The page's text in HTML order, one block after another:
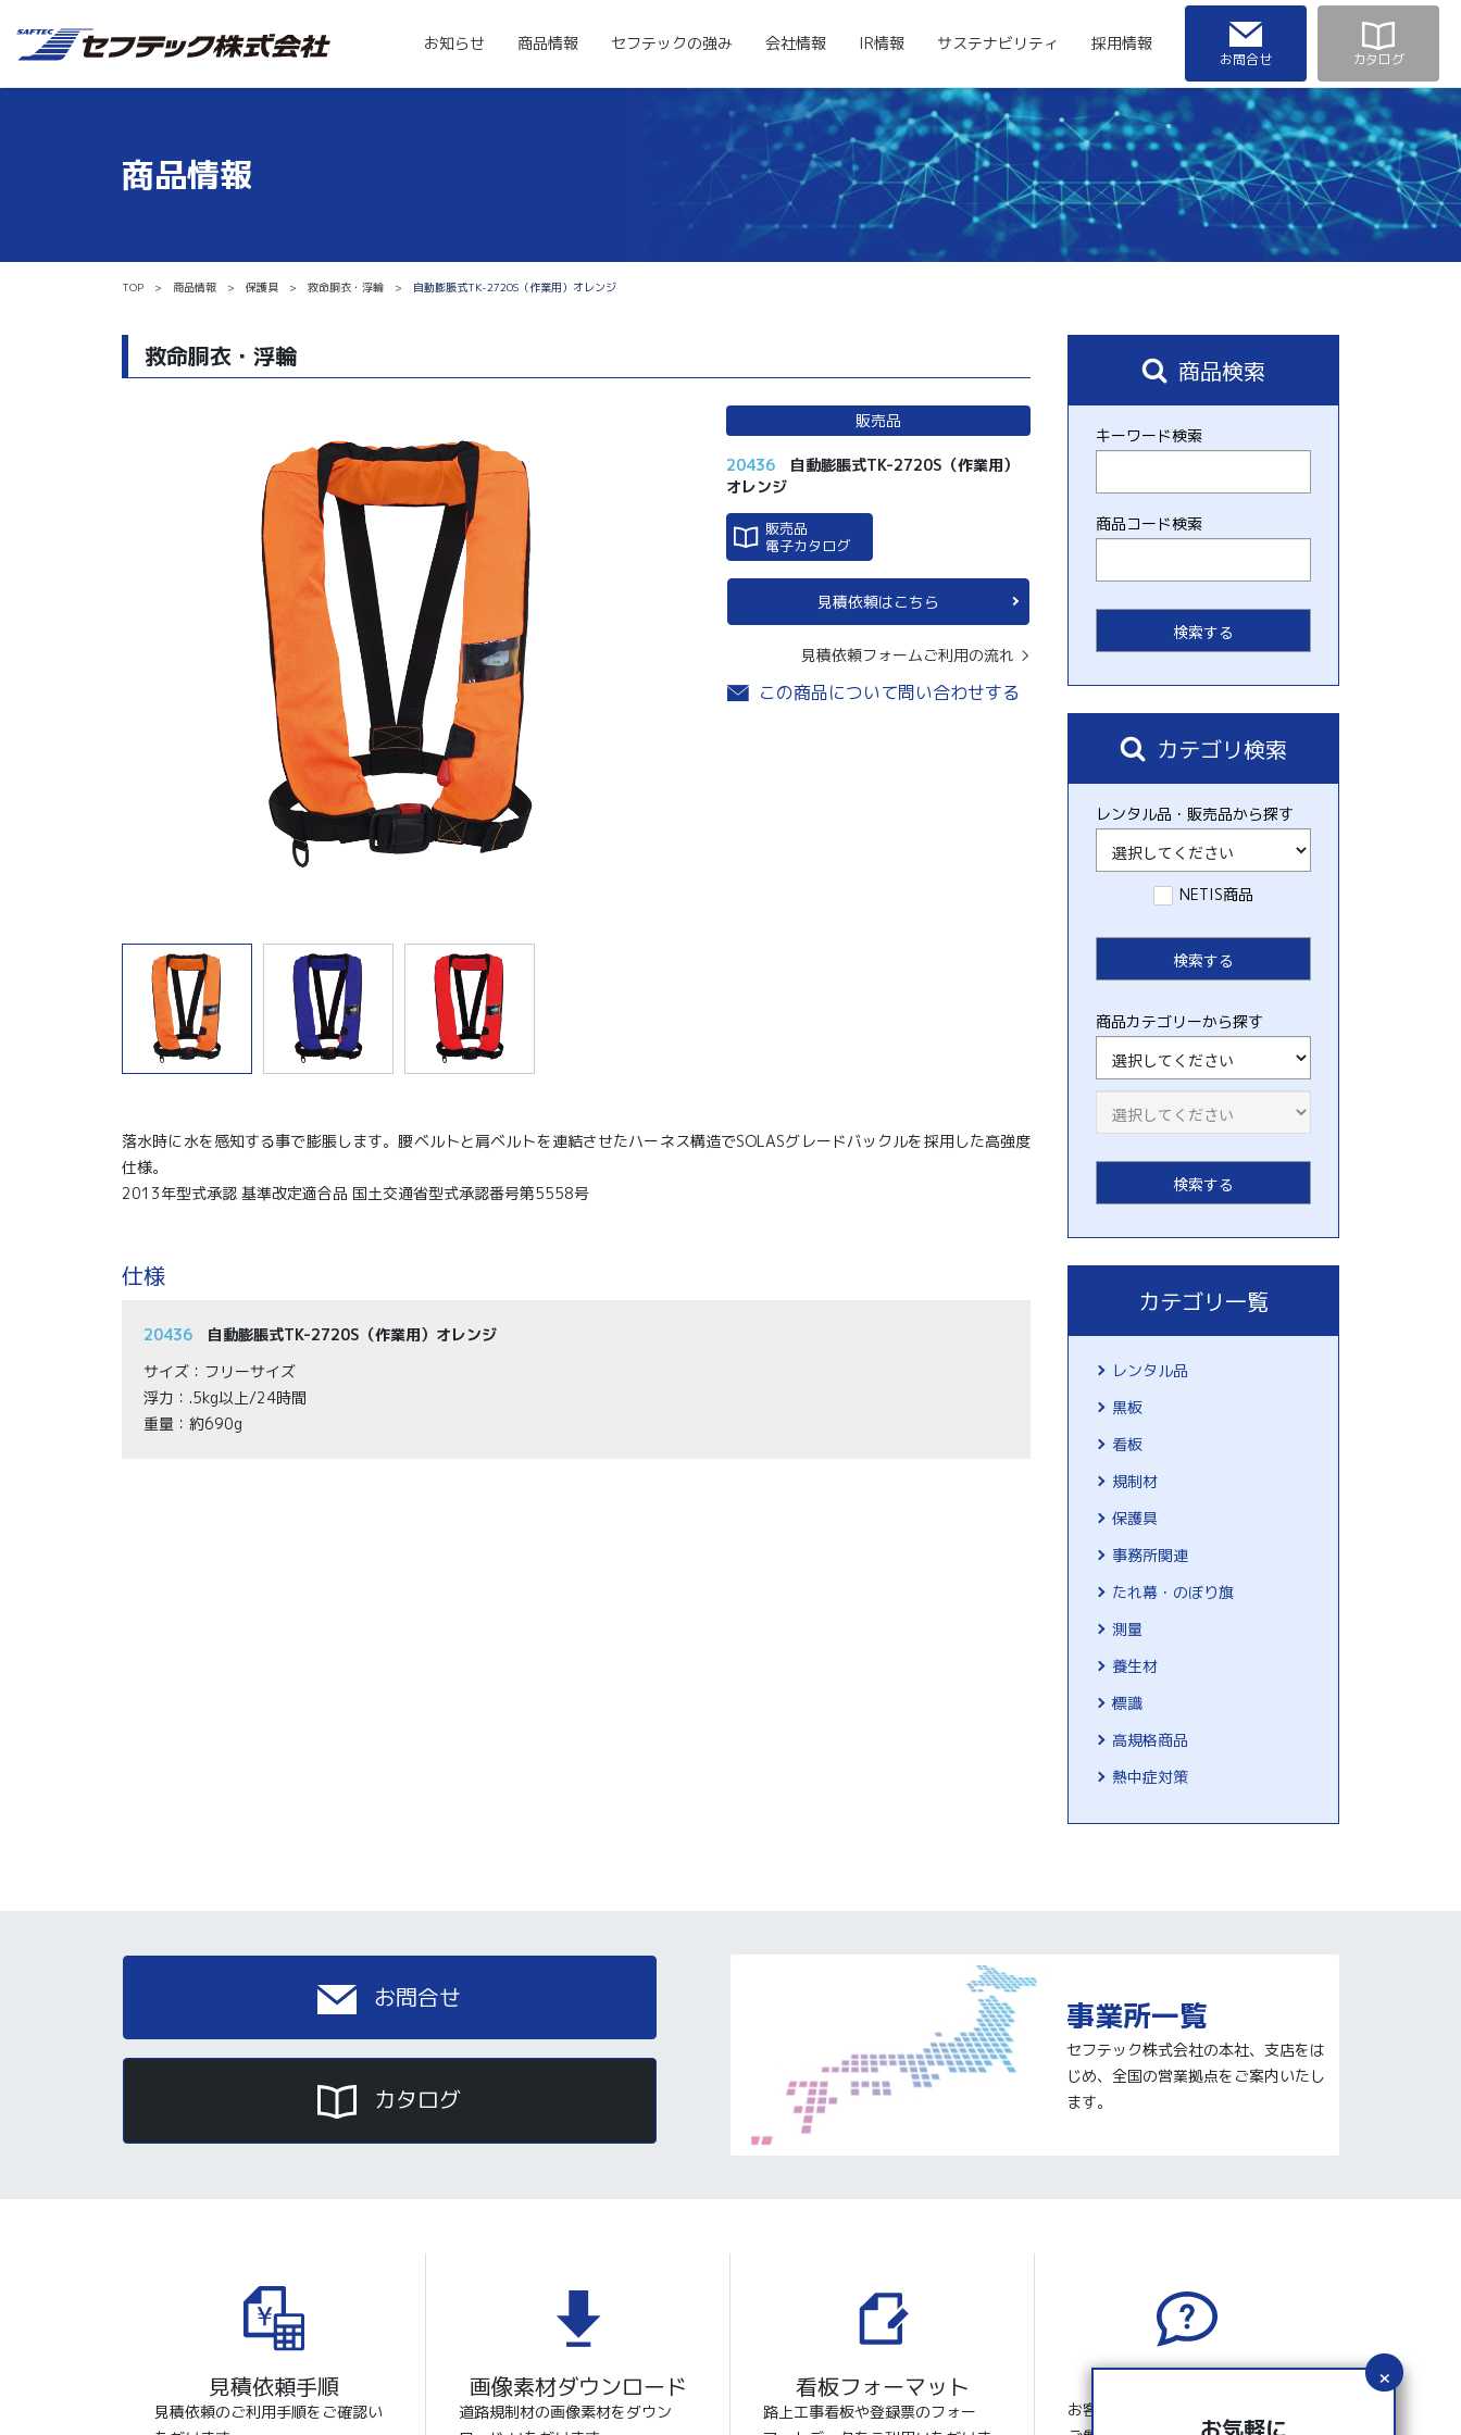
お知らせ 商品情報 セフテックの強み 会社情報 IR情報 サステナビリティ 採用情報
お問合せ カタログ
商品情報
TOP 商品情報 保護具 救命胴衣・浮輪 自動膨脹式TK-2720S（作業用）オレンジ
救命胴衣・浮輪
販売品
20436
自動膨脹式TK-2720S（作業用）
オレンジ
販売品
電子カタログ
見積依頼はこちら
見積依頼フォームご利用の流れ
この商品について問い合わせする
落水時に水を感知する事で膨脹します。腰ベルトと肩ベルトを連結させたハーネス構造でSOLASグレードバックルを採用した高強度
仕様。
2013年型式承認 基準改定適合品 国土交通省型式承認番号第5558号
仕様
20436
自動膨脹式TK-2720S（作業用）オレンジ
サイズ：フリーサイズ
浮力：.5kg以上/24時間
重量：約690g
商品検索
キーワード検索
商品コード検索
カテゴリ検索
レンタル品・販売品から探す
NETIS商品
商品カテゴリーから探す
カテゴリ一覧
レンタル品
黒板
看板
規制材
保護具
事務所関連
たれ幕・のぼり旗
測量
養生材
標識
高規格商品
熱中症対策
お問合せ
カタログ
事業所一覧
セフテック株式会社の本社、支店をは
じめ、全国の営業拠点をご案内いたし
ます。
見積依頼手順
見積依頼のご利用手順をご確認い
画像素材ダウンロード
道路規制材の画像素材をダウン
看板フォーマット
路上工事看板や登録票のフォー
お客さまから寄せられたよくある
お気軽に